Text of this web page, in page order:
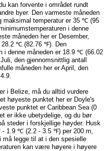
kan forvente i området rundt
byer. Den varmeste måneden
maksimal temperatur er 35 ℃ (95
i denne
måneden her er Desember,
28.2 ℃ (82.76 ℉). Den
i denne måneden er 18.9 ℃ (66.02
den gjennomsnittlig antall
måneden her er April, den
i Belize, må du alltid vurdere
høyeste punktet her er Doyle's
punktet er Caribbean Sea (0
er ikke ubetydelige, og du bør
steder i forskjellige høyder. Husk
- 1.9 ℃ (2.2 - 3.5 ℉) per 200 m,
må legge til at i den spesielle
kan være høyere i høyere